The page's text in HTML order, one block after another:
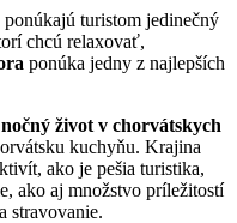
turistom jedinečný
chcú relaxovať,
ponúka jedny z najlepších
nočný život v chorvátskych
kuchyňu. Krajina
ako je pešia turistika,
ako aj množstvo príležitostí
stravovanie.